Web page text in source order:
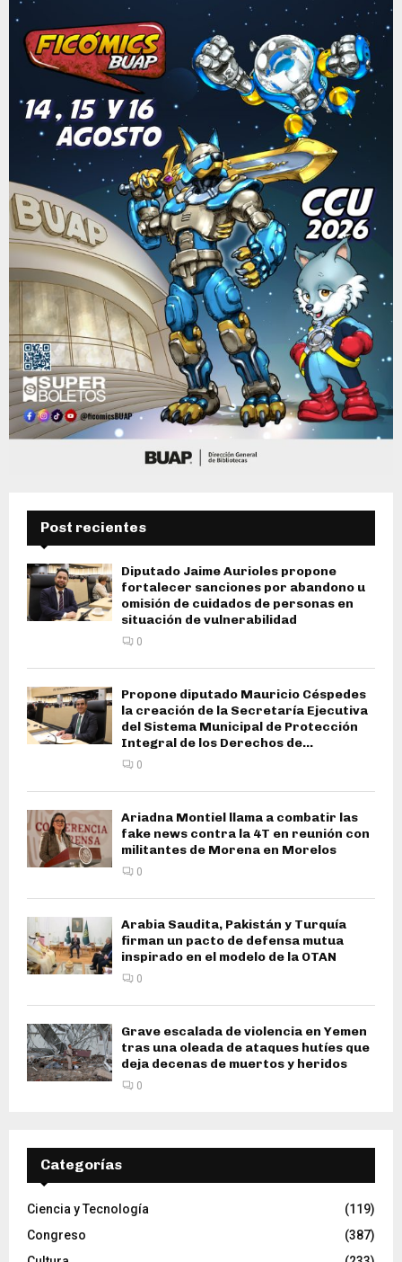
Post recientes
Diputado Jaime Aurioles propone
fortalecer sanciones por abandono u
omisión de cuidados de personas en
situación de vulnerabilidad
0
Propone diputado Mauricio Céspedes
la creación de la Secretaría Ejecutiva
del Sistema Municipal de Protección
Integral de los Derechos de...
0
Ariadna Montiel llama a combatir las
fake news contra la 4T en reunión con
militantes de Morena en Morelos
0
Arabia Saudita, Pakistán y Turquía
firman un pacto de defensa mutua
inspirado en el modelo de la OTAN
0
Grave escalada de violencia en Yemen
tras una oleada de ataques hutíes que
deja decenas de muertos y heridos
0
Categorías
Ciencia y Tecnología
(119)
Congreso
(387)